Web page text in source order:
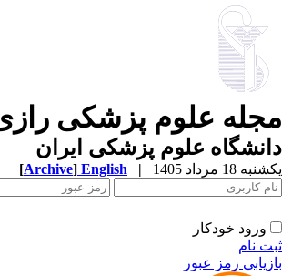
علوم پزشکی رازی
علوم پزشکی ایران
18 مرداد 1405 |
English
[Archive]
ورود خودکار
نام
رمز عبور